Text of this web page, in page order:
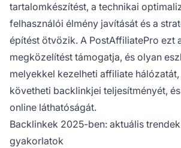
tartalomkészítést, a technikai
felhasználói élmény javítását és a
építést ötvözik. A PostAffiliatePro ezt
megközelítést támogatja, és olyan
melyekkel kezelheti affiliate
követheti backlinkjei teljesítményét,
online láthatóságát.
Backlinkek 2025-ben: aktuális
gyakorlatok